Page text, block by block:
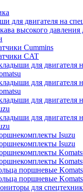
для двигателя на
высокого давления
Cummins
CAT
для двигателя
для двигателя
для двигателя
для двигателя
Isuzu
Isuzu
поршневые
поршневые
для